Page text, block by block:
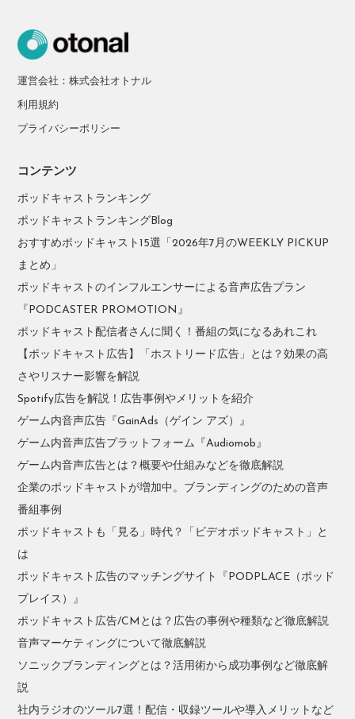
運営会社：株式会社オトナル
利用規約
プライバシーポリシー
コンテンツ
ポッドキャストランキング
ポッドキャストランキングBlog
おすすめポッドキャスト15選「2026年7月のWEEKLY PICKUP
まとめ」
ポッドキャストのインフルエンサーによる音声広告プラン
『PODCASTER PROMOTION』
ポッドキャスト配信者さんに聞く！番組の気になるあれこれ
【ポッドキャスト広告】「ホストリード広告」とは？効果の高
さやリスナー影響を解説
Spotify広告を解説！広告事例やメリットを紹介
ゲーム内音声広告『GainAds（ゲイン アズ）』
ゲーム内音声広告プラットフォーム『Audiomob』
ゲーム内音声広告とは？概要や仕組みなどを徹底解説
企業のポッドキャストが増加中。ブランディングのための音声
番組事例
ポッドキャストも「見る」時代？「ビデオポッドキャスト」と
は
ポッドキャスト広告のマッチングサイト『PODPLACE（ポッド
プレイス）』
ポッドキャスト広告/CMとは？広告の事例や種類など徹底解説
音声マーケティングについて徹底解説
ソニックブランディングとは？活用術から成功事例など徹底解
説
社内ラジオのツール7選！配信・収録ツールや導入メリットなど